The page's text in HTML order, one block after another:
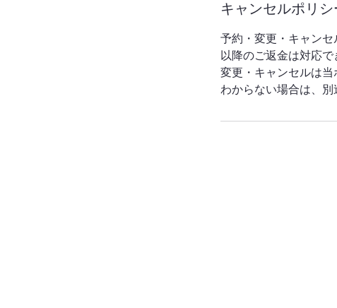
キャンセルポリシ
予約・変更・キャンセ
以降のご返金は対応で
変更・キャンセルは
わからない場合は、別